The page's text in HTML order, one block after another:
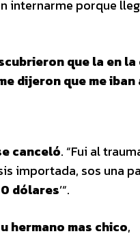
internarme porque
que la en la
dijeron que me iban
canceló. “Fui al
importada, sos una
dólares’“.
hermano mas chico,